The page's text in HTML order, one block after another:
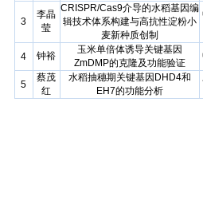
3
李晶
莹
CRISPR/Cas9介导的水稻基因编
辑技术体系构建与高抗性淀粉小
麦新种质创制
4
钟裕
玉米单倍体诱导关键基因
ZmDMP的克隆及功能验证
5
蔡茂
红
水稻抽穗期关键基因DHD4和
EH7的功能分析